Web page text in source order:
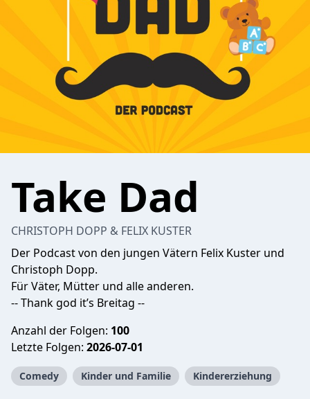
Take Dad
CHRISTOPH DOPP & FELIX KUSTER
Der Podcast von den jungen Vätern Felix Kuster und
Christoph Dopp.
Für Väter, Mütter und alle anderen.
-- Thank god it’s Breitag --
Anzahl der Folgen: 100
Letzte Folgen: 2026-07-01
Comedy Kinder und Familie Kindererziehung